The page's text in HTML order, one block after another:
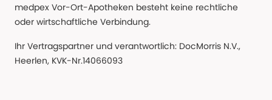
medpex Vor-Ort-Apotheken besteht keine rechtliche
oder wirtschaftliche Verbindung.
Ihr Vertragspartner und verantwortlich: DocMorris N.V.,
Heerlen, KVK-Nr.14066093